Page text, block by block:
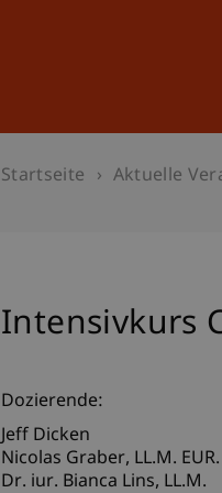
Startseite Aktuelle
Intensivkurs
Dozierende:
Jeff Dicken
Nicolas Graber LL.M. EUR.
Dr. iur. Bianca Lins LL.M.